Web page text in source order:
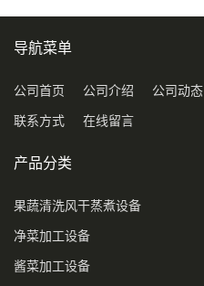
导航菜单
公司首页 公司介绍 公司动态
联系方式 在线留言
产品分类
果蔬清洗风干蒸煮设备
净菜加工设备
酱菜加工设备